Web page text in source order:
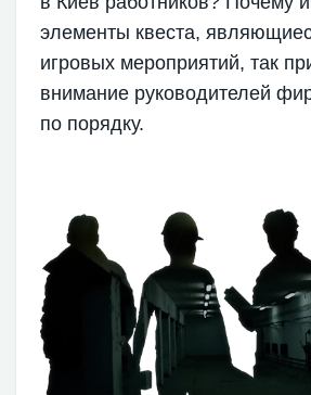
элементы квеста,
игровых мероприятий, так
внимание руководителей
по порядку.